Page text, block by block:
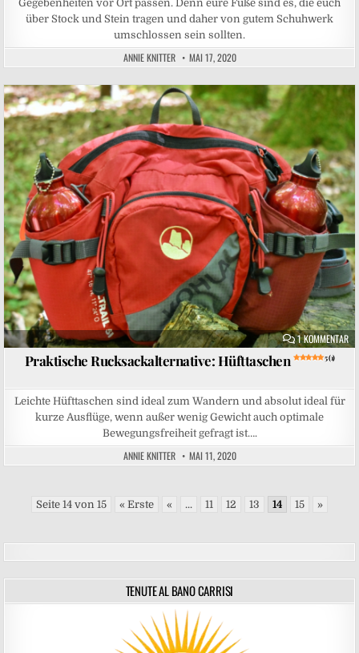
Gegebenheiten vor Ort passen. Denn eure Füße sind es, die euch
über Stock und Stein tragen und daher von gutem Schuhwerk
umschlossen sein sollten.
ANNIE KNITTER MAI 17, 2020
1 KOMMENTARZU
Posted in
Praktische Rucksackalternative: Hüfttaschen 5 (1)
Leichte Hüfttaschen sind ideal zum Wandern und absolut ideal für
kurze Ausflüge, wenn außer wenig Gewicht auch optimale
Bewegungsfreiheit gefragt ist….
ANNIE KNITTER MAI 11, 2020
Seite 14 von 15 « Erste « ... 11 12 13 14 15 »
TENUTE AL BANO CARRISI